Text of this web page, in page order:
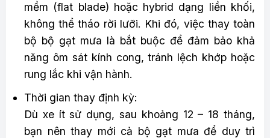
mềm (flat blade) hoặc hybrid dạng liền khối,
không thể tháo rời lưỡi. Khi đó, việc thay toàn
bộ bộ gạt mưa là bắt buộc để đảm bảo khả
năng ôm sát kính cong, tránh lệch khớp hoặc
rung lắc khi vận hành.
Thời gian thay định kỳ:
Dù xe ít sử dụng, sau khoảng 12 – 18 tháng,
bạn nên thay mới cả bộ gạt mưa để duy trì